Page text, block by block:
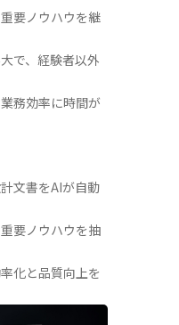
要ノウハウを継
で、経験者以外
務効率に時間が
文書をAIが自動
要ノウハウを抽
化と品質向上を